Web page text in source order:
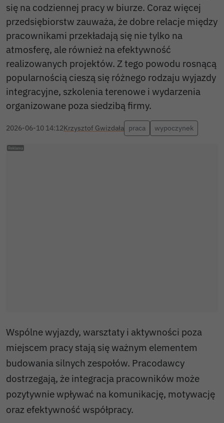
się na codziennej pracy w biurze. Coraz więcej
przedsiębiorstw zauważa, że dobre relacje między
pracownikami przekładają się nie tylko na
atmosferę, ale również na efektywność
realizowanych projektów. Z tego powodu rosnącą
popularnością cieszą się różnego rodzaju wyjazdy
integracyjne, szkolenia terenowe i wydarzenia
organizowane poza siedzibą firmy.
2026-06-10 14:12Krzysztof Gwizdała praca wypoczynek
Wspólne wyjazdy, warsztaty i aktywności poza
miejscem pracy stają się ważnym elementem
budowania silnych zespołów. Pracodawcy
dostrzegają, że integracja pracowników może
pozytywnie wpływać na komunikację, motywację
oraz efektywność współpracy.